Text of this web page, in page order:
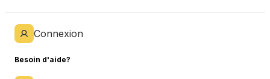
Connexion
Besoin d'aide?